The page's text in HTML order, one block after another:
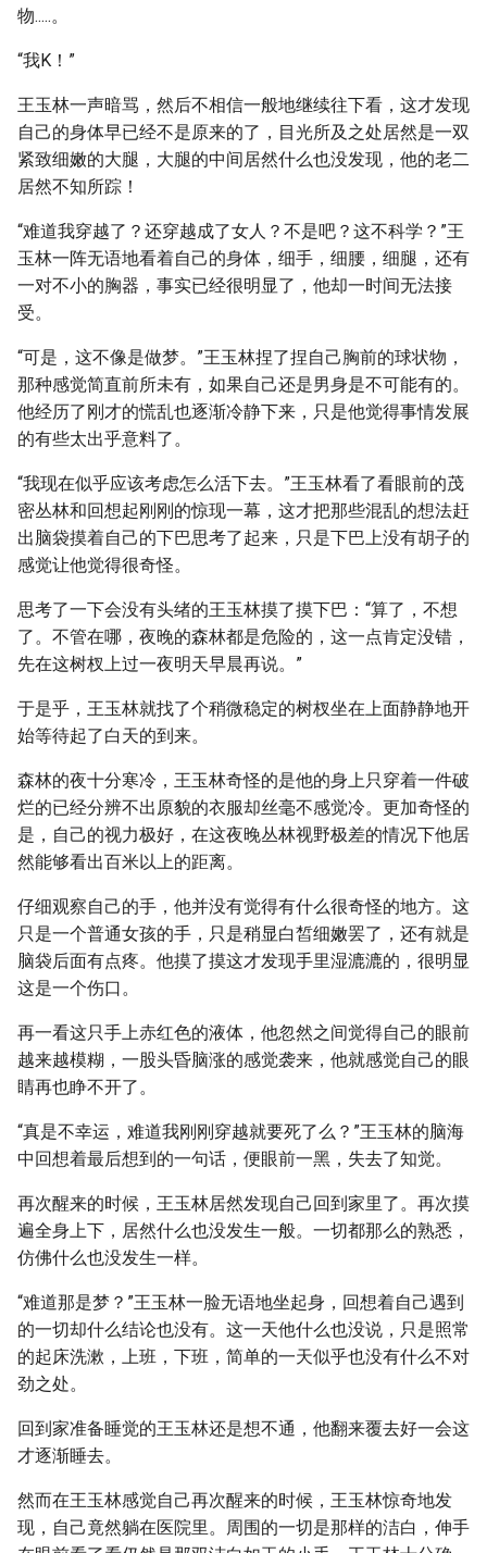
物.....。
“我K！”
王玉林一声暗骂，然后不相信一般地继续往下看，这才发现
自己的身体早已经不是原来的了，目光所及之处居然是一双
紧致细嫩的大腿，大腿的中间居然什么也没发现，他的老二
居然不知所踪！
“难道我穿越了？还穿越成了女人？不是吧？这不科学？”王
玉林一阵无语地看着自己的身体，细手，细腰，细腿，还有
一对不小的胸器，事实已经很明显了，他却一时间无法接
受。
“可是，这不像是做梦。”王玉林捏了捏自己胸前的球状物，
那种感觉简直前所未有，如果自己还是男身是不可能有的。
他经历了刚才的慌乱也逐渐冷静下来，只是他觉得事情发展
的有些太出乎意料了。
“我现在似乎应该考虑怎么活下去。”王玉林看了看眼前的茂
密丛林和回想起刚刚的惊现一幕，这才把那些混乱的想法赶
出脑袋摸着自己的下巴思考了起来，只是下巴上没有胡子的
感觉让他觉得很奇怪。
思考了一下会没有头绪的王玉林摸了摸下巴：“算了，不想
了。不管在哪，夜晚的森林都是危险的，这一点肯定没错，
先在这树杈上过一夜明天早晨再说。”
于是乎，王玉林就找了个稍微稳定的树杈坐在上面静静地开
始等待起了白天的到来。
森林的夜十分寒冷，王玉林奇怪的是他的身上只穿着一件破
烂的已经分辨不出原貌的衣服却丝毫不感觉冷。更加奇怪的
是，自己的视力极好，在这夜晚丛林视野极差的情况下他居
然能够看出百米以上的距离。
仔细观察自己的手，他并没有觉得有什么很奇怪的地方。这
只是一个普通女孩的手，只是稍显白皙细嫩罢了，还有就是
脑袋后面有点疼。他摸了摸这才发现手里湿漉漉的，很明显
这是一个伤口。
再一看这只手上赤红色的液体，他忽然之间觉得自己的眼前
越来越模糊，一股头昏脑涨的感觉袭来，他就感觉自己的眼
睛再也睁不开了。
“真是不幸运，难道我刚刚穿越就要死了么？”王玉林的脑海
中回想着最后想到的一句话，便眼前一黑，失去了知觉。
再次醒来的时候，王玉林居然发现自己回到家里了。再次摸
遍全身上下，居然什么也没发生一般。一切都那么的熟悉，
仿佛什么也没发生一样。
“难道那是梦？”王玉林一脸无语地坐起身，回想着自己遇到
的一切却什么结论也没有。这一天他什么也没说，只是照常
的起床洗漱，上班，下班，简单的一天似乎也没有什么不对
劲之处。
回到家准备睡觉的王玉林还是想不通，他翻来覆去好一会这
才逐渐睡去。
然而在王玉林感觉自己再次醒来的时候，王玉林惊奇地发
现，自己竟然躺在医院里。周围的一切是那样的洁白，伸手